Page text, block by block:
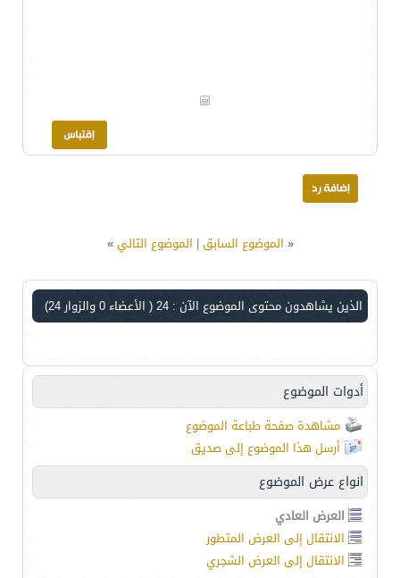
« الموضوع السابق| الموضوع التالي»
الذين يشاهدون محتوى الموضوع الآن : 24 ( الأعضاء 0 والزوار 24)
أدوات الموضوع
مشاهدة صفحة طباعة الموضوع
أرسل هذا الموضوع إلى صديق
انواع عرض الموضوع
العرض العادي
الانتقال إلى العرض المتطور
الانتقال إلى العرض الشجري